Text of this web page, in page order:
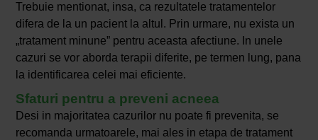
Trebuie mentionat, insa, ca rezultatele tratamentelor
difera de la un pacient la altul. Prin urmare, nu exista un
„tratament minune” pentru aceasta afectiune. In unele
cazuri se vor aborda terapii diferite, pe termen lung, pana
la identificarea celei mai eficiente.
Sfaturi pentru a preveni acneea
Desi in majoritatea cazurilor nu poate fi prevenita, se
recomanda urmatoarele, mai ales in etapa de tratament